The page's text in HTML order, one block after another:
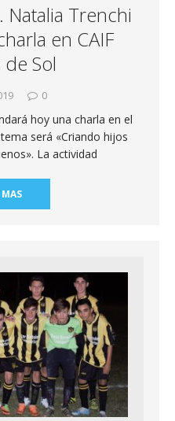
Trenchi
en CAIF
de Sol
0
hoy una charla en el
será «Criando hijos
La actividad
MAS